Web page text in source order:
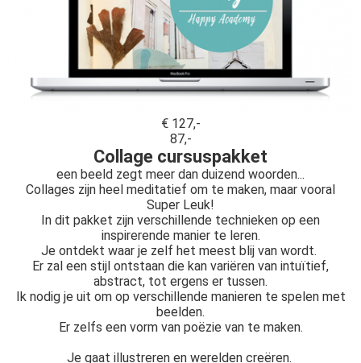
€ 127,-
87,-
Collage cursuspakket
een beeld zegt meer dan duizend woorden...
Collages zijn heel meditatief om te maken, maar vooral
Super Leuk!
In dit pakket zijn verschillende technieken op een
inspirerende manier te leren.
Je ontdekt waar je zelf het meest blij van wordt.
Er zal een stijl ontstaan die kan variëren van intuïtief,
abstract, tot ergens er tussen.
Ik nodig je uit om op verschillende manieren te spelen met
beelden.
Er zelfs een vorm van poëzie van te maken.
Je gaat illustreren en werelden creëren.